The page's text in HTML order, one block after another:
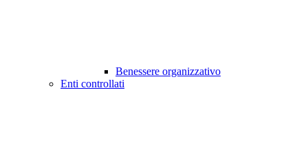
Benessere organizzativo
Enti controllati